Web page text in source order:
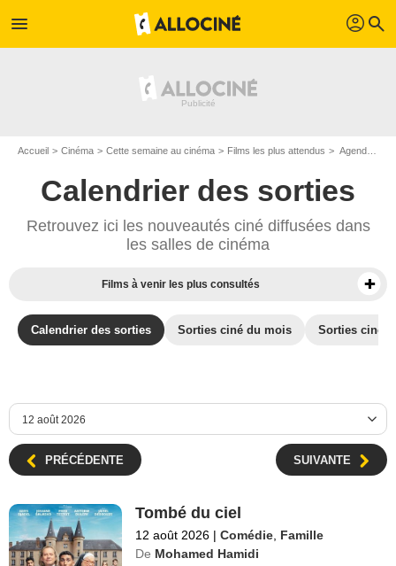
menu profil search
Accueil Cinéma Cette semaine au cinéma Films les plus attendus Agenda cinéma : Films du 12 août 2026
Calendrier des sorties
Retrouvez ici les nouveautés ciné diffusées dans
les salles de cinéma
Films à venir les plus consultés
Calendrier des sorties Sorties ciné du mois Sorties ciné
PRÉCÉDENTE SUIVANTE
Tombé du ciel
12 août 2026 | Comédie Famille
De Mohamed Hamidi